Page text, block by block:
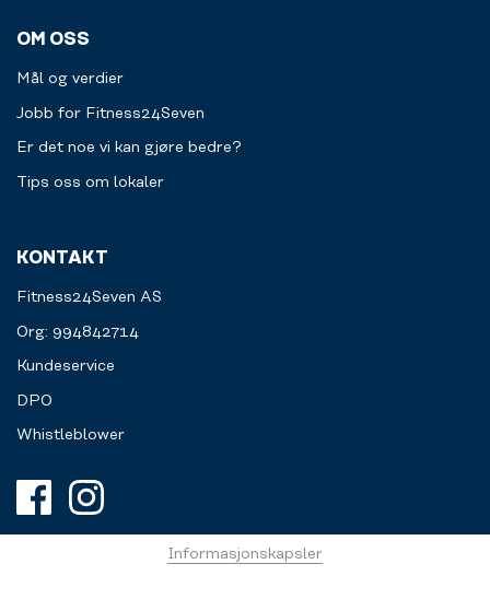
OM OSS
Mål og verdier
Jobb for Fitness24Seven
Er det noe vi kan gjøre bedre?
Tips oss om lokaler
KONTAKT
Fitness24Seven AS
Org: 994842714
Kundeservice
DPO
Whistleblower
Informasjonskapsler